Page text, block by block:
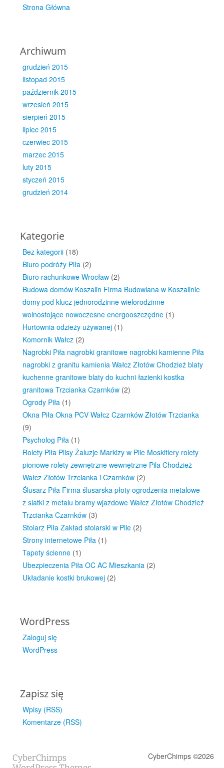
Strona Główna
Archiwum
grudzień 2015
listopad 2015
październik 2015
wrzesień 2015
sierpień 2015
lipiec 2015
czerwiec 2015
marzec 2015
luty 2015
styczeń 2015
grudzień 2014
Kategorie
Bez kategorii (18)
Biuro podróży Piła (2)
Biuro rachunkowe Wrocław (2)
Budowa domów Koszalin Firma Budowlana w Koszalinie
domy pod klucz jednorodzinne wielorodzinne
wolnostojące nowoczesne energooszczędne (1)
Hurtownia odzieży używanej (1)
Komornik Wałcz (2)
Nagrobki Piła nagrobki granitowe nagrobki kamienne Piła
nagrobki z granitu kamienia Wałcz Złotów Chodzież blaty
kuchenne granitowe blaty do kuchni łazienki kostka
granitowa Trzcianka Czarnków (2)
Ogrody Piła (1)
Okna Piła Okna PCV Wałcz Czarnków Złotów Trzcianka
(9)
Psycholog Piła (1)
Rolety Piła Plisy Żaluzje Markizy w Pile Moskitiery rolety
pionowe rolety zewnętrzne wewnętrzne Pila Chodzież
Wałcz Złotów Trzcianka i Czarnków (2)
Ślusarz Piła Firma ślusarska płoty ogrodzenia metalowe
z siatki z metalu bramy wjazdowe Wałcz Złotów Chodzież
Trzcianka Czarnków (3)
Stolarz Piła Zakład stolarski w Pile (2)
Strony internetowe Piła (1)
Tapety ścienne (1)
Ubezpieczenia Piła OC AC Mieszkania (2)
Układanie kostki brukowej (2)
WordPress
Zaloguj się
WordPress
Zapisz się
Wpisy (RSS)
Komentarze (RSS)
CyberChimps
CyberChimps ©2026